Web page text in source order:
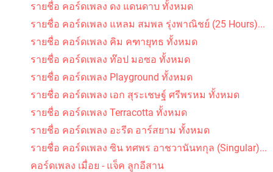
รายชื่อ คอร์ดเพลง ดง แดนดาบ ทั้งหมด
รายชื่อ คอร์ดเพลง แหลม สมพล รุ่งพาณิชย์ (25 Hours)...
รายชื่อ คอร์ดเพลง คิม คฑายุทธ ทั้งหมด
รายชื่อ คอร์ดเพลง ท๊อป มอซอ ทั้งหมด
รายชื่อ คอร์ดเพลง Playground ทั้งหมด
รายชื่อ คอร์ดเพลง เอก สุระเชษฐ์ ศรีพรหม ทั้งหมด
รายชื่อ คอร์ดเพลง Terracotta ทั้งหมด
รายชื่อ คอร์ดเพลง อะรีด อาร์สยาม ทั้งหมด
รายชื่อ คอร์ดเพลง ซิน ทศพร อาชวานันทกุล (Singular)...
คอร์ดเพลง เมื่อย - แจ็ค ลูกอีสาน